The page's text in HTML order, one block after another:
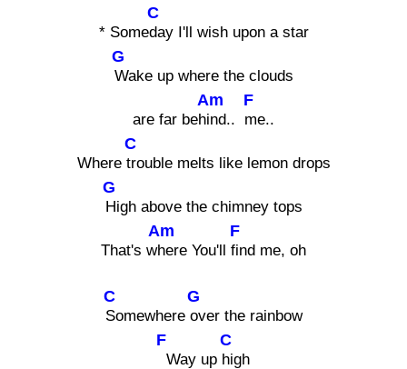
* Some
C
day I'll wish upon a star
G
Wake up where the clouds
are far beh
Am
ind..
F
me..
Where
C
trouble melts like lemon drops
G
High above the chimney tops
That's w
Am
here You'll
F
find me, oh
C
Somewhere
G
over the rainbow
F
Way up
C
high